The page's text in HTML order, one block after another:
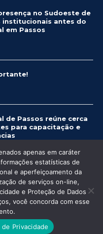
no Sudoeste de
institucionais antes do
em Passos
de Passos reúne cerca
para capacitação e
direitos reservados.
apenas em caráter
estatísticas de
e aperfeiçoamento da
de serviços on-line,
e Proteção de Dados
você concorda com esse
de Privacidade